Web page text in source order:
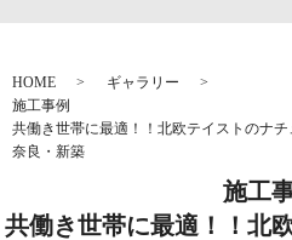
HOME
ギャラリー
施工事例
共働き世帯に最適！！北欧テイストのナチ
奈良・新築
施工
共働き世帯に最適！！北